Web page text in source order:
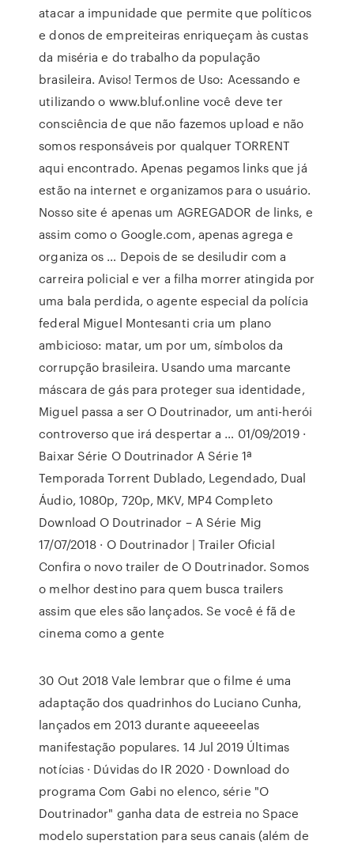
atacar a impunidade que permite que políticos
e donos de empreiteiras enriqueçam às custas
da miséria e do trabalho da população
brasileira. Aviso! Termos de Uso: Acessando e
utilizando o www.bluf.online você deve ter
consciência de que não fazemos upload e não
somos responsáveis por qualquer TORRENT
aqui encontrado. Apenas pegamos links que já
estão na internet e organizamos para o usuário.
Nosso site é apenas um AGREGADOR de links, e
assim como o Google.com, apenas agrega e
organiza os … Depois de se desiludir com a
carreira policial e ver a filha morrer atingida por
uma bala perdida, o agente especial da polícia
federal Miguel Montesanti cria um plano
ambicioso: matar, um por um, símbolos da
corrupção brasileira. Usando uma marcante
máscara de gás para proteger sua identidade,
Miguel passa a ser O Doutrinador, um anti-herói
controverso que irá despertar a … 01/09/2019 ·
Baixar Série O Doutrinador A Série 1ª
Temporada Torrent Dublado, Legendado, Dual
Áudio, 1080p, 720p, MKV, MP4 Completo
Download O Doutrinador – A Série Mig
17/07/2018 · O Doutrinador | Trailer Oficial
Confira o novo trailer de O Doutrinador. Somos
o melhor destino para quem busca trailers
assim que eles são lançados. Se você é fã de
cinema como a gente
30 Out 2018 Vale lembrar que o filme é uma
adaptação dos quadrinhos do Luciano Cunha,
lançados em 2013 durante aqueeeelas
manifestação populares. 14 Jul 2019 Últimas
notícias · Dúvidas do IR 2020 · Download do
programa Com Gabi no elenco, série "O
Doutrinador" ganha data de estreia no Space
modelo superstation para seus canais (além de